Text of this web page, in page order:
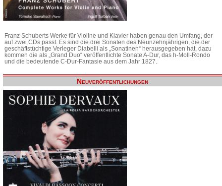
Franz Schuberts Werke für Violine und Klavier haben genau den Umfang, der
auf zwei CDs passt. Es sind die drei Sonaten des Neunzehnjährigen, die der
geschäftstüchtige Verleger Diabelli als „Sonatinen“ herausgegeben hat, dazu
kommen die als „Grand Duo“ veröffentlichte Sonate A-Dur, das h-Moll-Rondo
und die bedeutende C-Dur-Fantasie aus dem Jahr 1827.
Neuveröffentlichungen